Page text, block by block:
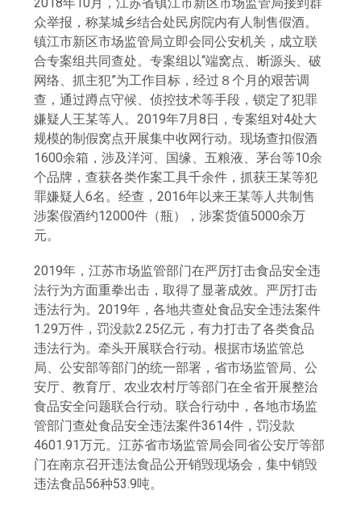
众举报，称某城乡结合处民房院内有人制售假酒。
镇江市新区市场监管局立即会同公安机关，成立联
合专案组共同查处。专案组以“端窝点、断源头、破
网络、抓主犯”为工作目标，经过８个月的艰苦调
查，通过蹲点守候、侦控技术等手段，锁定了犯罪
嫌疑人王某等人。2019年7月8日，专案组对4处大
规模的制假窝点开展集中收网行动。现场查扣假酒
1600余箱，涉及洋河、国缘、五粮液、茅台等10余
个品牌，查获各类作案工具千余件，抓获王某等犯
罪嫌疑人6名。经查，2016年以来王某等人共制售
涉案假酒约12000件（瓶），涉案货值5000余万
元。
2019年，江苏市场监管部门在严厉打击食品安全违
法行为方面重拳出击，取得了显著成效。严厉打击
违法行为。2019年，各地共查处食品安全违法案件
1.29万件，罚没款2.25亿元，有力打击了各类食品
违法行为。牵头开展联合行动。根据市场监管总
局、公安部等部门的统一部署，省市场监管局、公
安厅、教育厅、农业农村厅等部门在全省开展整治
食品安全问题联合行动。联合行动中，各地市场监
管部门查处食品安全违法案件3614件，罚没款
4601.91万元。江苏省市场监管局会同省公安厅等部
门在南京召开违法食品公开销毁现场会，集中销毁
违法食品56种53.9吨。